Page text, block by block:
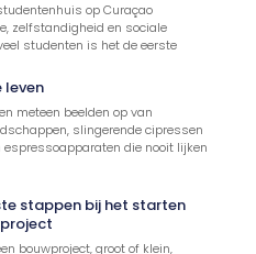
op Curaçao
zelfstandigheid en sociale
studenten is het de eerste
leven
meteen beelden op van
slingerende cipressen
espressoapparaten die nooit lijken
stappen bij het starten
bouwproject, groot of klein,